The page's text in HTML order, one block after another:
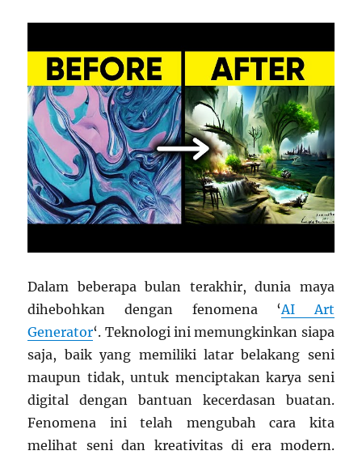
Dalam beberapa bulan terakhir, dunia maya
dihebohkan dengan fenomena ‘AI Art
Generator‘. Teknologi ini memungkinkan siapa
saja, baik yang memiliki latar belakang seni
maupun tidak, untuk menciptakan karya seni
digital dengan bantuan kecerdasan buatan.
Fenomena ini telah mengubah cara kita
melihat seni dan kreativitas di era modern.